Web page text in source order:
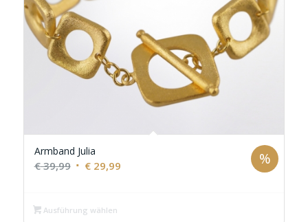
Armband Julia
€39,99 Ursprünglicher
€ 39,99
€29,99Aktueller
%
Ausführung wählen